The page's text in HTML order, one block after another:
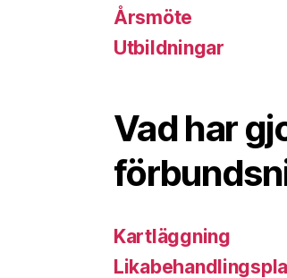
Årsmöte
Utbildningar
Vad har
Kartläggning